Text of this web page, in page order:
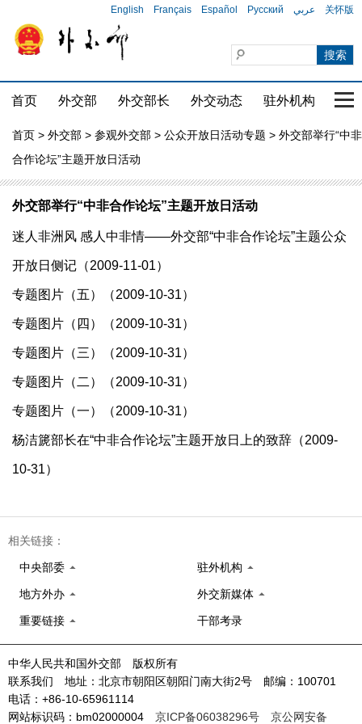
English Français Español Русский عربي 关怀版
首页 外交部 外交部长 外交动态 驻外机构 国
首页 > 外交部 > 参观外交部 > 公众开放日活动专题 > 外交部举行“中非
合作论坛”主题开放日活动
外交部举行“中非合作论坛”主题开放日活动
迷人非洲风 感人中非情——外交部“中非合作论坛”主题公众
开放日侧记（2009-11-01）
专题图片（五）（2009-10-31）
专题图片（四）（2009-10-31）
专题图片（三）（2009-10-31）
专题图片（二）（2009-10-31）
专题图片（一）（2009-10-31）
杨洁篪部长在“中非合作论坛”主题开放日上的致辞（2009-
10-31）
相关链接：
中央部委 驻外机构
地方外办 外交新媒体
重要链接 干部考录
中华人民共和国外交部 版权所有
联系我们 地址：北京市朝阳区朝阳门南大街2号 邮编：100701
电话：+86-10-65961114
网站标识码：bm02000004 京ICP备06038296号 京公网安备